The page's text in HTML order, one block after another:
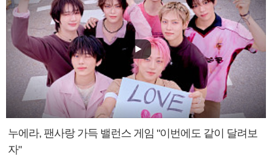
누에라, 팬사랑 가득 밸런스 게임 "이번에도 같이 달려보
자"